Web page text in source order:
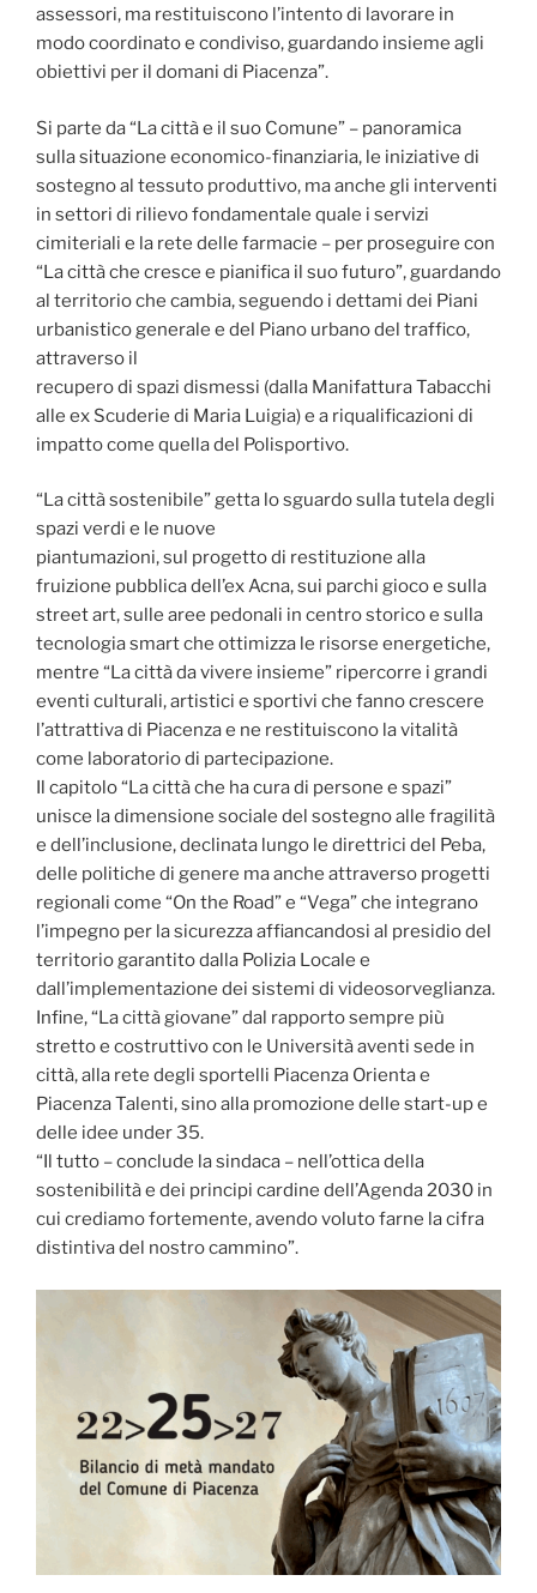
assessori, ma restituiscono l’intento di lavorare in
modo coordinato e condiviso, guardando insieme agli
obiettivi per il domani di Piacenza”.
Si parte da “La città e il suo Comune” – panoramica
sulla situazione economico-finanziaria, le iniziative di
sostegno al tessuto produttivo, ma anche gli interventi
in settori di rilievo fondamentale quale i servizi
cimiteriali e la rete delle farmacie – per proseguire con
“La città che cresce e pianifica il suo futuro”, guardando
al territorio che cambia, seguendo i dettami dei Piani
urbanistico generale e del Piano urbano del traffico,
attraverso il
recupero di spazi dismessi (dalla Manifattura Tabacchi
alle ex Scuderie di Maria Luigia) e a riqualificazioni di
impatto come quella del Polisportivo.
“La città sostenibile” getta lo sguardo sulla tutela degli
spazi verdi e le nuove
piantumazioni, sul progetto di restituzione alla
fruizione pubblica dell’ex Acna, sui parchi gioco e sulla
street art, sulle aree pedonali in centro storico e sulla
tecnologia smart che ottimizza le risorse energetiche,
mentre “La città da vivere insieme” ripercorre i grandi
eventi culturali, artistici e sportivi che fanno crescere
l’attrattiva di Piacenza e ne restituiscono la vitalità
come laboratorio di partecipazione.
Il capitolo “La città che ha cura di persone e spazi”
unisce la dimensione sociale del sostegno alle fragilità
e dell’inclusione, declinata lungo le direttrici del Peba,
delle politiche di genere ma anche attraverso progetti
regionali come “On the Road” e “Vega” che integrano
l’impegno per la sicurezza affiancandosi al presidio del
territorio garantito dalla Polizia Locale e
dall’implementazione dei sistemi di videosorveglianza.
Infine, “La città giovane” dal rapporto sempre più
stretto e costruttivo con le Università aventi sede in
città, alla rete degli sportelli Piacenza Orienta e
Piacenza Talenti, sino alla promozione delle start-up e
delle idee under 35.
“Il tutto – conclude la sindaca – nell’ottica della
sostenibilità e dei principi cardine dell’Agenda 2030 in
cui crediamo fortemente, avendo voluto farne la cifra
distintiva del nostro cammino”.